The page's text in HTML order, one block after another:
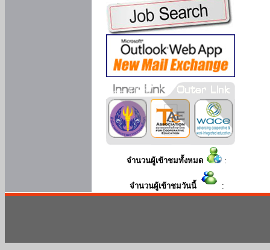
จำนวนผู้เข้าชมทั้งหมด :
จำนวนผู้เข้าชมวันนี้ :